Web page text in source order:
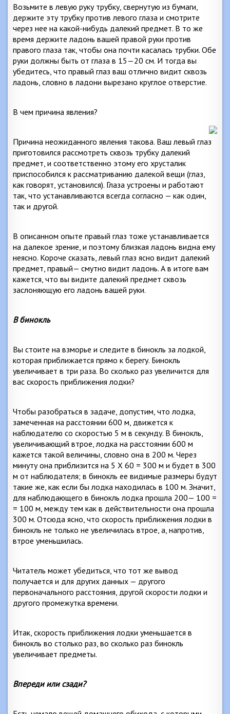
Возьмите в левую руку трубку, свернутую из бумаги,
держите эту трубку против левого глаза и смотрите
через нее на какой-нибудь далекий предмет. В то же
время держите ладонь вашей правой руки против
правого глаза так, чтобы она почти касалась трубки. Обе
руки должны быть от глаза в 15—20 см. И тогда вы
убедитесь, что правый глаз ваш отлично видит сквозь
ладонь, словно в ладони вырезано круглое отверстие.
В чем причина явления?
Причина неожиданного явления такова. Ваш левый глаз
приготовился рассмотреть сквозь трубку далекий
предмет, и соответственно этому его хрусталик
приспособился к рассматриванию далекой вещи (глаз,
как говорят, установился). Глаза устроены и работают
так, что устанавливаются всегда согласно — как один,
так и другой.
В описанном опыте правый глаз тоже устанавливается
на далекое зрение, и поэтому близкая ладонь видна ему
неясно. Короче сказать, левый глаз ясно видит далекий
предмет, правый— смутно видит ладонь. А в итоге вам
кажется, что вы видите далекий предмет сквозь
заслоняющую его ладонь вашей руки.
В бинокль
Вы стоите на взморье и следите в бинокль за лодкой,
которая приближается прямо к берегу. Бинокль
увеличивает в три раза. Во сколько раз увеличится для
вас скорость приближения лодки?
Чтобы разобраться в задаче, допустим, что лодка,
замеченная на расстоянии 600 м, движется к
наблюдателю со скоростью 5 м в секунду. В бинокль,
увеличивающий втрое, лодка на расстоянии 600 м
кажется такой величины, словно она в 200 м. Через
минуту она приблизится на 5 X 60 = 300 м и будет в 300
м от наблюдателя; в бинокль ее видимые размеры будут
такие же, как если бы лодка находилась в 100 м. Значит,
для наблюдающего в бинокль лодка прошла 200— 100 =
= 100 м, между тем как в действительности она прошла
300 м. Отсюда ясно, что скорость приближения лодки в
бинокль не только не увеличилась втрое, а, напротив,
втрое уменьшилась.
Читатель может убедиться, что тот же вывод
получается и для других данных — другого
первоначального расстояния, другой скорости лодки и
другого промежутка времени.
Итак, скорость приближения лодки уменьшается в
бинокль во столько раз, во сколько раз бинокль
увеличивает предметы.
Впереди или сзади?